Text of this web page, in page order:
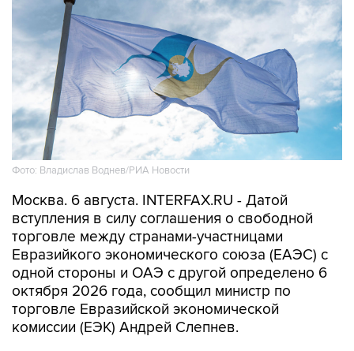
Фото: Владислав Воднев/РИА Новости
Москва. 6 августа. INTERFAX.RU - Датой
вступления в силу соглашения о свободной
торговле между странами-участницами
Евразийкого экономического союза (ЕАЭС) с
одной стороны и ОАЭ с другой определено 6
октября 2026 года, сообщил министр по
торговле Евразийской экономической
комиссии (ЕЭК) Андрей Слепнев.